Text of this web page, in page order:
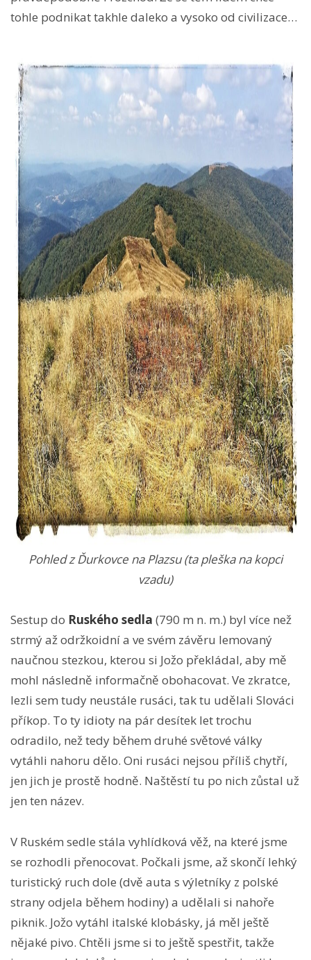
tohle podnikat takhle daleko a vysoko od civilizace…
Pohled z Ďurkovce na Plazsu (ta pleška na kopci
vzadu)
Sestup do Ruského sedla (790 m n. m.) byl více než
strmý až održkoidní a ve svém závěru lemovaný
naučnou stezkou, kterou si Jožo překládal, aby mě
mohl následně informačně obohacovat. Ve zkratce,
lezli sem tudy neustále rusáci, tak tu udělali Slováci
příkop. To ty idioty na pár desítek let trochu
odradilo, než tedy během druhé světové války
vytáhli nahoru dělo. Oni rusáci nejsou příliš chytří,
jen jich je prostě hodně. Naštěstí tu po nich zůstal už
jen ten název.
V Ruském sedle stála vyhlídková věž, na které jsme
se rozhodli přenocovat. Počkali jsme, až skončí lehký
turistický ruch dole (dvě auta s výletníky z polské
strany odjela během hodiny) a udělali si nahoře
piknik. Jožo vytáhl italské klobásky, já měl ještě
nějaké pivo. Chtěli jsme si to ještě spestřit, takže